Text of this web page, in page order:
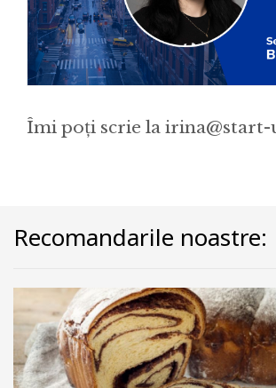
Îmi poți scrie la irina@start-
Recomandarile noastre: